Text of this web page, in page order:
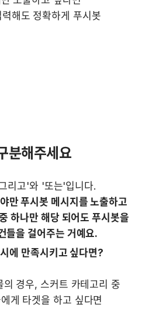
해도 정확하게 푸시봇
분해주세요
만 푸시봇 메시지를 노출하고
하나만 해당 되어도 푸시봇을
들을 걸어주는 거예요.
에 만족시키고 싶다면?
경우, 스커트 카테고리 중